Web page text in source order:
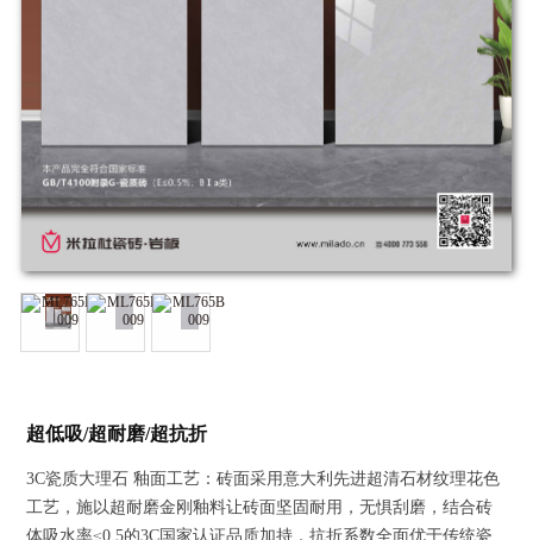
超低吸/超耐磨/超抗折
3C瓷质大理石 釉面工艺：砖面采用意大利先进超清石材纹理花色
工艺，施以超耐磨金刚釉料让砖面坚固耐用，无惧刮磨，结合砖
体吸水率≤0.5的3C国家认证品质加持，抗折系数全面优于传统瓷